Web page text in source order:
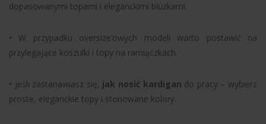
dopasowanymi topami i eleganckimi bluzkami.
• W przypadku oversize’owych modeli warto postawić na
przylegające koszulki i topy na ramiączkach.
• Jeśli zastanawiasz się, jak nosić kardigan do pracy – wybierz
proste, eleganckie topy i stonowane kolory.